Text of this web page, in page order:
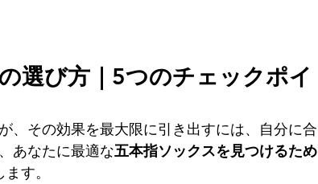
選び方｜5つのチェックポイ
、その効果を最大限に引き出すには、自分に合
あなたに最適な五本指ソックスを見つけるため
す。